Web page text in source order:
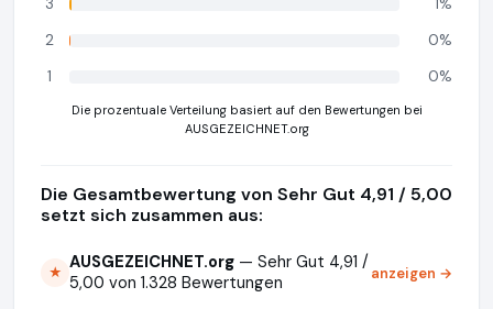
3
1%
2
0%
1
0%
Die prozentuale Verteilung basiert auf den Bewertungen bei
AUSGEZEICHNET.org
Die Gesamtbewertung von Sehr Gut 4,91 / 5,00
setzt sich zusammen aus:
★ AUSGEZEICHNET.org — Sehr Gut 4,91 /
5,00 von 1.328 Bewertungen
anzeigen →